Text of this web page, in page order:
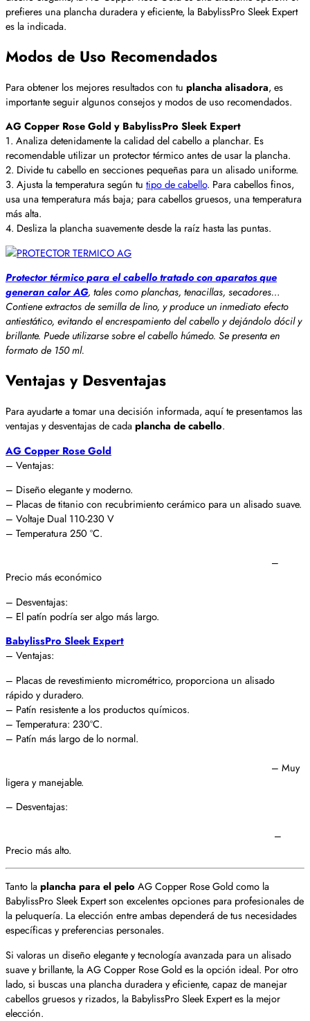
prefieres una plancha duradera y eficiente, la BabylissPro Sleek Expert
es la indicada.
Modos de Uso Recomendados
Para obtener los mejores resultados con tu plancha alisadora, es
importante seguir algunos consejos y modos de uso recomendados.
AG Copper Rose Gold y BabylissPro Sleek Expert
1. Analiza detenidamente la calidad del cabello a planchar. Es
recomendable utilizar un protector térmico antes de usar la plancha.
2. Divide tu cabello en secciones pequeñas para un alisado uniforme.
3. Ajusta la temperatura según tu tipo de cabello. Para cabellos finos,
usa una temperatura más baja; para cabellos gruesos, una temperatura
más alta.
4. Desliza la plancha suavemente desde la raíz hasta las puntas.
Protector térmico para el cabello tratado con aparatos que
generan calor AG, tales como planchas, tenacillas, secadores…
Contiene extractos de semilla de lino, y produce un inmediato efecto
antiestático, evitando el encrespamiento del cabello y dejándolo dócil y
brillante. Puede utilizarse sobre el cabello húmedo. Se presenta en
formato de 150 ml.
Ventajas y Desventajas
Para ayudarte a tomar una decisión informada, aquí te presentamos las
ventajas y desventajas de cadaplancha de cabello.
AG Copper Rose Gold
– Ventajas:
– Diseño elegante y moderno.
– Placas de titanio con recubrimiento cerámico para un alisado suave.
– Voltaje Dual 110-230 V
– Temperatura 250 ºC.
–
Precio más económico
– Desventajas:
– El patín podría ser algo más largo.
BabylissPro Sleek Expert
– Ventajas:
– Placas de revestimiento micrométrico, proporciona un alisado
rápido y duradero.
– Patín resistente a los productos químicos.
– Temperatura: 230ºC.
– Patín más largo de lo normal.
– Muy
ligera y manejable.
– Desventajas:
–
Precio más alto.
Tanto laplancha para el pelo AG Copper Rose Gold como la
BabylissPro Sleek Expert son excelentes opciones para profesionales de
la peluquería. La elección entre ambas dependerá de tus necesidades
específicas y preferencias personales.
Si valoras un diseño elegante y tecnología avanzada para un alisado
suave y brillante, la AG Copper Rose Gold es la opción ideal. Por otro
lado, si buscas una plancha duradera y eficiente, capaz de manejar
cabellos gruesos y rizados, la BabylissPro Sleek Expert es la mejor
elección.